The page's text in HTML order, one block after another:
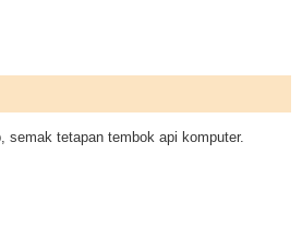
semak tetapan tembok api komputer.